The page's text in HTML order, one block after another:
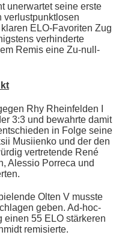
unerwartet seine erste
verlustpunktlosen
ELO-Favoriten Zug
verhinderte
Remis eine Zu-null-
Rhy Rheinfelden I
3:3 und bewahrte damit
in Folge seine
Musiienko und der den
vertretende René
Alessio Porreca und
Olten V musste
geben. Ad-hoc-
55 ELO stärkeren
remisierte.